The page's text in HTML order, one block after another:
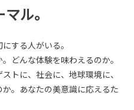
ル。
する人がいる。
どんな体験を味わえるのか。
トに、社会に、地球環境に、
。あなたの美意識に応えるた